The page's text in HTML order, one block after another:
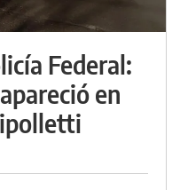
Federal:
en